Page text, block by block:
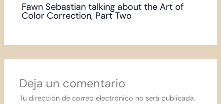
Fawn Sebastian talking about the Art of
Color Correction, Part Two
Deja un comentario
Tu dirección de correo electrónico no será publicada.